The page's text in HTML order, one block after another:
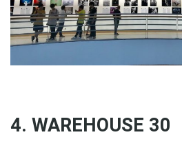
4. WAREHOUSE 30